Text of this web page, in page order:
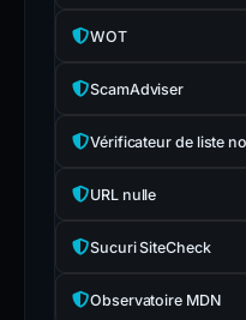
WOT
ScamAdviser
Vérificateur de liste
URL nulle
Sucuri SiteCheck
Observatoire MDN